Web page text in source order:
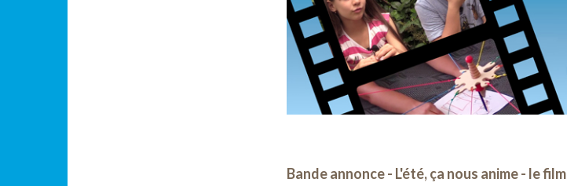
Bande annonce - L'été, ça nous anime - le film